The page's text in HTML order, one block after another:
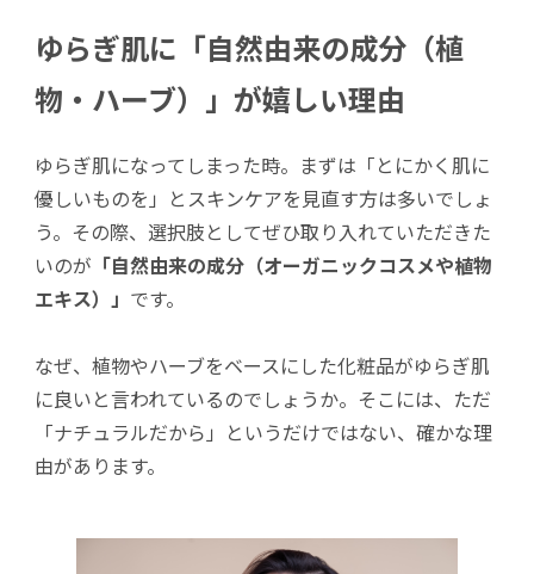
ゆらぎ肌に「自然由来の成分（植
物・ハーブ）」が嬉しい理由
ゆらぎ肌になってしまった時。まずは「とにかく肌に
優しいものを」とスキンケアを見直す方は多いでしょ
う。その際、選択肢としてぜひ取り入れていただきた
いのが 「自然由来の成分（オーガニックコスメや植物
エキス）」 です。
なぜ、植物やハーブをベースにした化粧品がゆらぎ肌
に良いと言われているのでしょうか。そこには、ただ
「ナチュラルだから」というだけではない、確かな理
由があります。